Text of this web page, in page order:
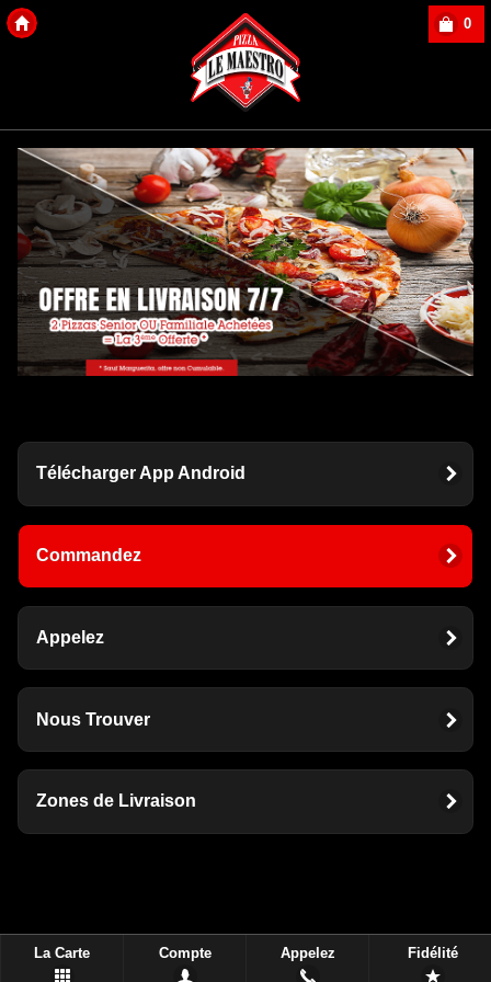
0
Télécharger App Android
Commandez
Appelez
Nous Trouver
Zones de Livraison
La Carte Compte Appelez Fidélité
Copyright Des-click